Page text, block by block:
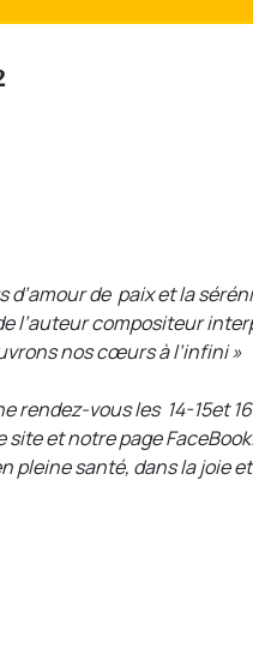
de paix et la
compositeur
nos cœurs à l’infini »
rendez-vous les 14-
et notre page FaceBook.
santé, dans la joie